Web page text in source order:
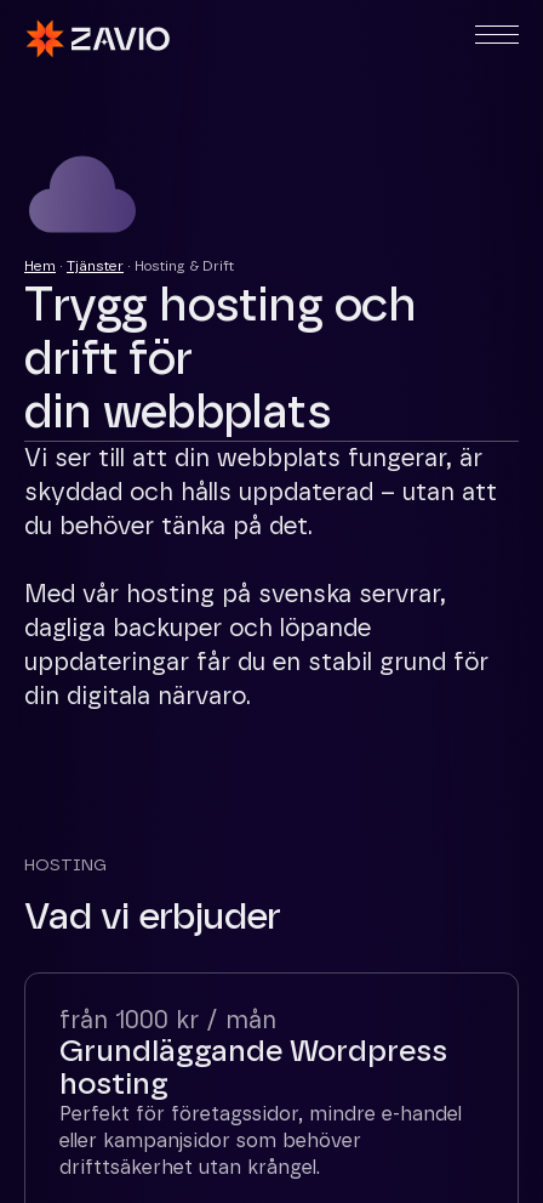
Hem · Tjänster · Hosting & Drift
Trygg hosting och
drift för
din webbplats
Vi ser till att din webbplats fungerar, är
skyddad och hålls uppdaterad – utan att
du behöver tänka på det.
Med vår hosting på svenska servrar,
dagliga backuper och löpande
uppdateringar får du en stabil grund för
din digitala närvaro.
HOSTING
Vad vi erbjuder
från 1000 kr / mån
Grundläggande Wordpress
hosting
Perfekt för företagssidor, mindre e-handel
eller kampanjsidor som behöver
drifttsäkerhet utan krångel.